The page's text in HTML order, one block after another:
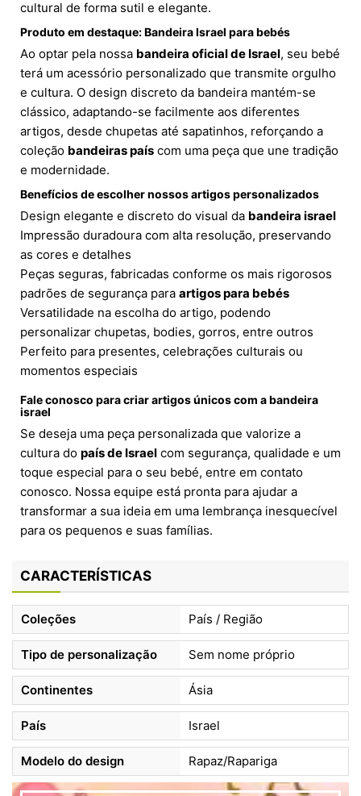
cultural de forma sutil e elegante.
Produto em destaque: Bandeira Israel para bebés
Ao optar pela nossa bandeira oficial de Israel, seu bebé
terá um acessório personalizado que transmite orgulho
e cultura. O design discreto da bandeira mantém-se
clássico, adaptando-se facilmente aos diferentes
artigos, desde chupetas até sapatinhos, reforçando a
coleção bandeiras país com uma peça que une tradição
e modernidade.
Benefícios de escolher nossos artigos personalizados
Design elegante e discreto do visual da bandeira israel
Impressão duradoura com alta resolução, preservando
as cores e detalhes
Peças seguras, fabricadas conforme os mais rigorosos
padrões de segurança para artigos para bebés
Versatilidade na escolha do artigo, podendo
personalizar chupetas, bodies, gorros, entre outros
Perfeito para presentes, celebrações culturais ou
momentos especiais
Fale conosco para criar artigos únicos com a bandeira
israel
Se deseja uma peça personalizada que valorize a
cultura do país de Israel com segurança, qualidade e um
toque especial para o seu bebé, entre em contato
conosco. Nossa equipe está pronta para ajudar a
transformar a sua ideia em uma lembrança inesquecível
para os pequenos e suas famílias.
CARACTERÍSTICAS
Coleções País / Região
Tipo de personalização Sem nome próprio
Continentes Ásia
País Israel
Modelo do design Rapaz/Rapariga